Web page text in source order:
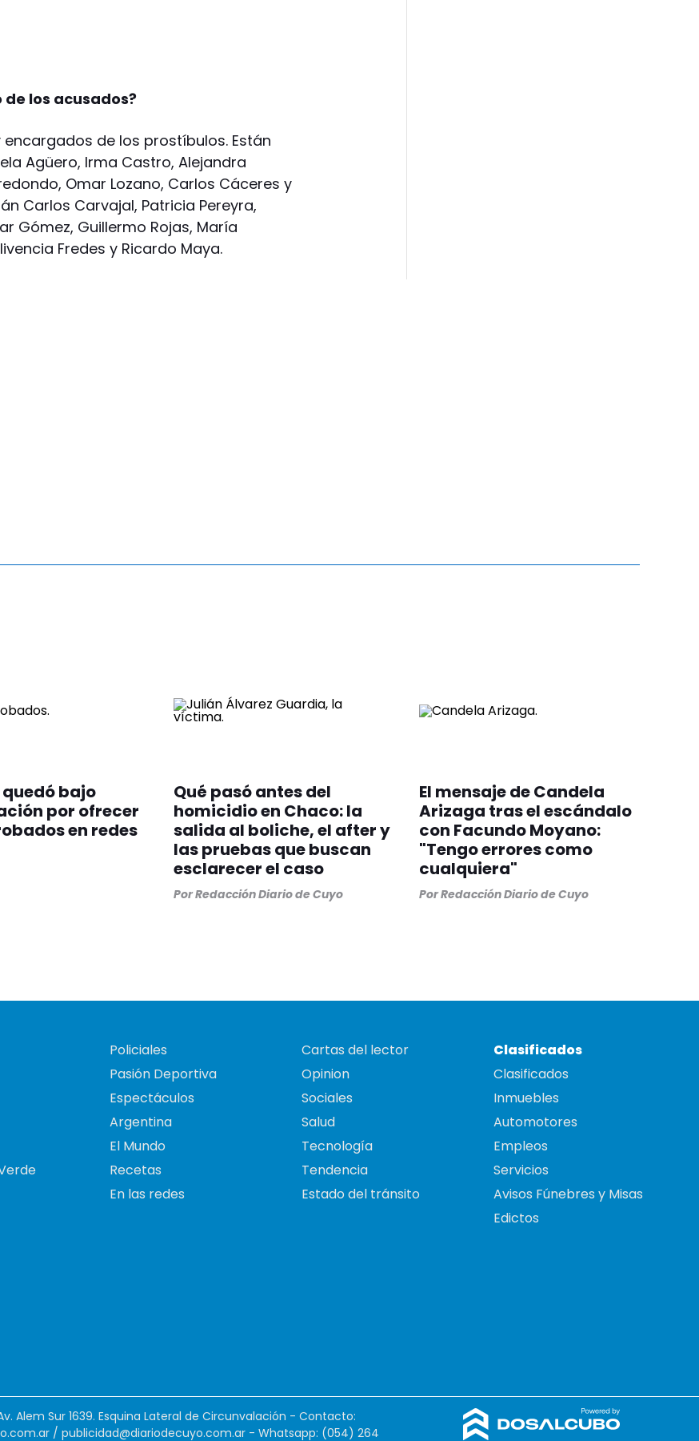
los acusados?
de los prostíbulos. Están
Agüero, Irma Castro, Alejandra
Omar Lozano, Carlos Cáceres y
Carlos Carvajal, Patricia Pereyra,
Gómez, Guillermo Rojas, María
Fredes y Ricardo Maya.
quedó bajo
por ofrecer
en redes
Qué pasó antes del
homicidio en Chaco: la
salida al boliche, el after y
las pruebas que buscan
esclarecer el caso
PorRedacción Diario de Cuyo
El mensaje de Candela
Arizaga tras el escándalo
con Facundo Moyano:
"Tengo errores como
cualquiera"
PorRedacción Diario de Cuyo
Policiales
Pasión Deportiva
Espectáculos
Argentina
El Mundo
Recetas
En las redes
Cartas del lector
Opinion
Sociales
Salud
Tecnología
Tendencia
Estado del tránsito
Clasificados
Clasificados
Inmuebles
Automotores
Empleos
Servicios
Avisos Fúnebres y Misas
Edictos
Alem Sur 1639. Esquina Lateral de Circunvalación - Contacto:
/ publicidad@diariodecuyo.com.ar - Whatsapp: (054) 264